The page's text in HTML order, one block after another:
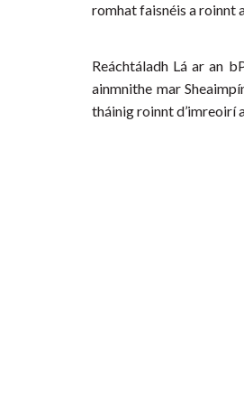
romhat faisnéis a roinnt
Reáchtáladh Lá ar an
ainmnithe mar
tháinig roinnt d’imreoirí